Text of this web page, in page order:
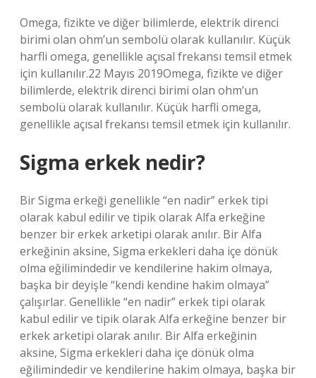
Omega, fizikte ve diğer bilimlerde, elektrik direnci
birimi olan ohm’un sembolü olarak kullanılır. Küçük
harfli omega, genellikle açısal frekansı temsil etmek
için kullanılır.22 Mayıs 2019Omega, fizikte ve diğer
bilimlerde, elektrik direnci birimi olan ohm’un
sembolü olarak kullanılır. Küçük harfli omega,
genellikle açısal frekansı temsil etmek için kullanılır.
Sigma erkek nedir?
Bir Sigma erkeği genellikle “en nadir” erkek tipi
olarak kabul edilir ve tipik olarak Alfa erkeğine
benzer bir erkek arketipi olarak anılır. Bir Alfa
erkeğinin aksine, Sigma erkekleri daha içe dönük
olma eğilimindedir ve kendilerine hakim olmaya,
başka bir deyişle “kendi kendine hakim olmaya”
çalışırlar. Genellikle “en nadir” erkek tipi olarak
kabul edilir ve tipik olarak Alfa erkeğine benzer bir
erkek arketipi olarak anılır. Bir Alfa erkeğinin
aksine, Sigma erkekleri daha içe dönük olma
eğilimindedir ve kendilerine hakim olmaya, başka bir